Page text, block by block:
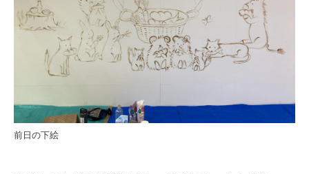
前日の下絵